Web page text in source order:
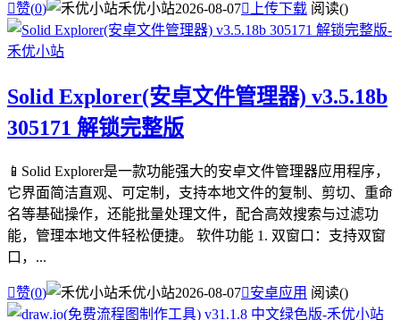
赞(0) 禾优小站2026-08-07上传下载 阅读()
Solid Explorer(安卓文件管理器) v3.5.18b
305171 解锁完整版
📱Solid Explorer是一款功能强大的安卓文件管理器应用程序，
它界面简洁直观、可定制，支持本地文件的复制、剪切、重命
名等基础操作，还能批量处理文件，配合高效搜索与过滤功
能，管理本地文件轻松便捷。 软件功能 1. 双窗口：支持双窗
口，...
赞(0) 禾优小站2026-08-07安卓应用 阅读()